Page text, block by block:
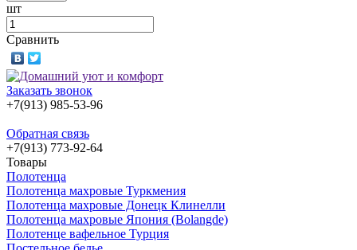
шт
Сравнить
Заказать звонок
+7(913) 985-53-96
Обратная связь
+7(913) 773-92-64
Товары
Полотенца
Полотенца махровые Туркмения
Полотенца махровые Донецк Клинелли
Полотенца махровые Япония (Bolangde)
Полотенце вафельное Турция